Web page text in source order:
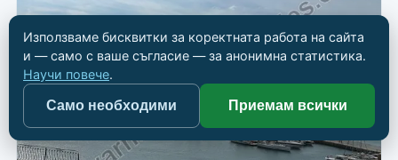
Използваме бисквитки за коректната работа на сайта
и — само с ваше съгласие — за анонимна статистика.
Научи повече.
Само необходими Приемам всички